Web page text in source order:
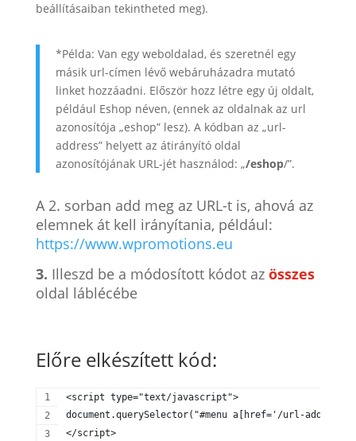
beállításaiban tekintheted meg).
*Példa: Van egy weboldalad, és szeretnél egy
másik url-címen lévő webáruházadra mutató
linket hozzáadni. Először hozz létre egy új oldalt,
például Eshop néven, (ennek az oldalnak az url
azonosítója „eshop” lesz). A kódban az „url-
address” helyett az átirányító oldal
azonosítójának URL-jét használod: „/eshop/”.
A 2. sorban add meg az URL-t is, ahová az
elemnek át kell irányítania, például:
https://www.wpromotions.eu
3. Illeszd be a módosított kódot az összes
oldal láblécébe
Előre elkészített kód:
<script type="text/javascript">
document.querySelector("#menu a[href='/url-
</script>